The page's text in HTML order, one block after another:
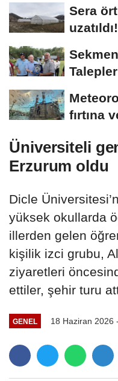
Sera
uzatıldı!
fırtına
Üniversiteli
Erzurum oldu
Dicle
yüksek okullarda
illerden gelen
kişilik izci grubu,
ziyaretleri
ettiler, şehir turu
GENEL 18 Haziran 2026